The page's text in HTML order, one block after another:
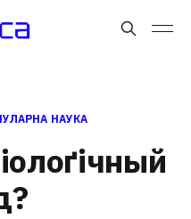
НАУКА